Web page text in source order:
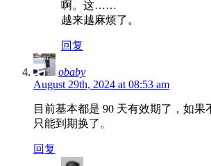
啊。这……
越来越麻烦了。
回复
obaby
August 29th, 2024 at 08:53 am
目前基本都是 90 天有效期了，如
只能到期换了。
回复